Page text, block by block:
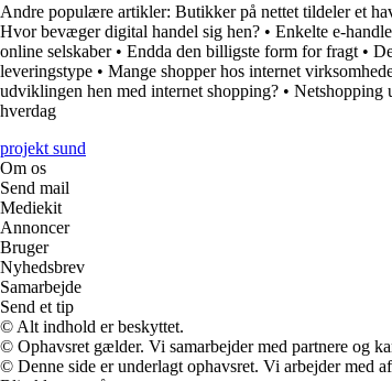
Andre populære artikler: Butikker på nettet tildeler et
Hvor bevæger digital handel sig hen? • Enkelte e-
online selskaber• Endda den billigste form for fragt •
leveringstype • Mange shopper hos internet
udviklingen hen med internet shopping? • Netshopping
hverdag
projekt sund
Om os
Send mail
Mediekit
Annoncer
Bruger
Nyhedsbrev
Samarbejde
Send et tip
© Alt indhold er beskyttet.
© Ophavsret gælder. Vi samarbejder med partnere og
© Denne side er underlagt ophavsret. Vi arbejder med